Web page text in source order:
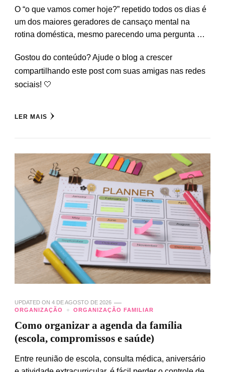
O “o que vamos comer hoje?” repetido todos os dias é
um dos maiores geradores de cansaço mental na
rotina doméstica, mesmo parecendo uma pergunta …
Gostou do conteúdo? Ajude o blog a crescer
compartilhando este post com suas amigas nas redes
sociais! 🤍
LER MAIS
UPDATED ON 4 DE AGOSTO DE 2026
ORGANIZAÇÃO
ORGANIZAÇÃO FAMILIAR
Como organizar a agenda da família
(escola, compromissos e saúde)
Entre reunião de escola, consulta médica, aniversário